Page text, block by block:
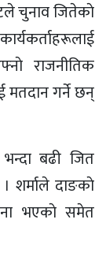
चुनाव जितेकाे
राजनीतिक
मतदान गर्ने छन्
भन्दा बढी जित
शर्माले दाङकाे
भएकाे समेत